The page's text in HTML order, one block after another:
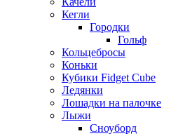
Кегли
Городки
Гольф
Кольцебросы
Коньки
Кубики Fidget Cube
Ледянки
Лошадки на палочке
Лыжи
Сноуборд